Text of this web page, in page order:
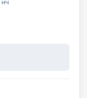
нч